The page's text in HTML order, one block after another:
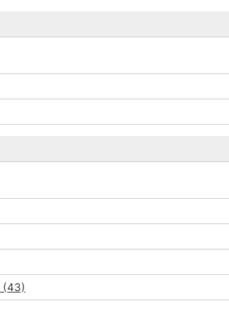
(43)